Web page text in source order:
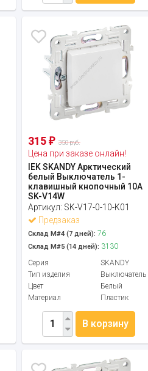
315₽ 350 руб.
Цена при заказе онлайн!
IEK SKANDY Арктический
белый Выключатель 1-
клавишный кнопочный 10А
SK-V14W
Артикул: SK-V17-0-10-K01
Предзаказ
Склад М#4 (7 дней): 76
Склад М#5 (14 дней): 3130
Серия
SKANDY
Тип изделия
Выключатель
Цвет
Белый
Материал
Пластик
В корзину